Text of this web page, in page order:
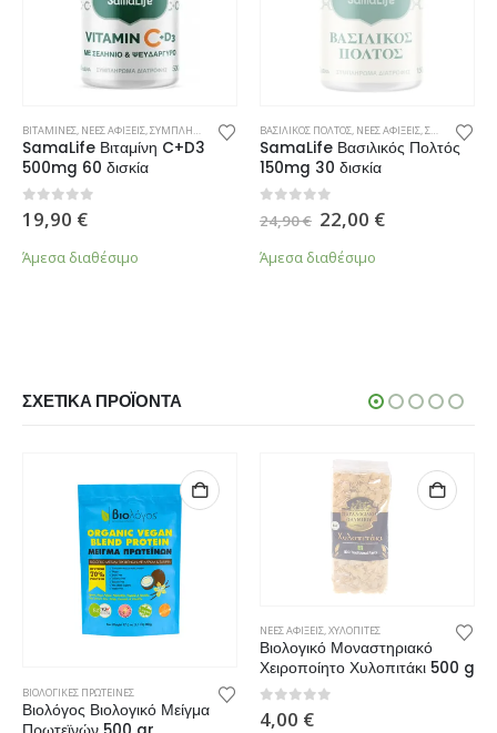
ΔΙΑΤΡΟΦΗΣ
ΒΙΤΑΜΙΝΕΣ, ΝΕΕΣ ΑΦΙΞΕΙΣ,ΣΥΜΠΛΗΡΩΜΑΤΑ ΔΙΑΤΡΟΦΗΣ
SamaLife Βιταμίνη C+D3
500mg 60 δισκία
0 από 5
19,90 €
Άμεσα διαθέσιμο
ΒΑΣΙΛΙΚΟΣ ΠΟΛΤΟΣ, ΝΕΕΣ ΑΦΙΞΕΙΣ,ΣΥΜΠΛΗΡΩΜΑΤΑ ΔΙΑΤΡΟΦΗΣ
SamaLife Βασιλικός Πολτός
150mg 30 δισκία
24,90€ Original
price
was:
24,90 €.
22,00 €Η
Άμεσα διαθέσιμο
ΣΧΕΤΙΚΆ ΠΡΟΪΌΝΤΑ
ΒΙΟΛΟΓΙΚΕΣ ΠΡΩΤΕΙΝΕΣ
Βιολόγος Βιολογικό Μείγμα
ΝΕΕΣ ΑΦΙΞΕΙΣ,ΧΥΛΟΠΙΤΕΣ
Βιολογικό Μοναστηριακό
Χειροποίητο Χυλοπιτάκι 500 g
0 από 5
4,00 €